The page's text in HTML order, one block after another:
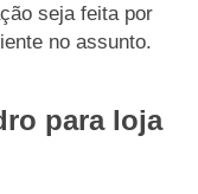
seja feita por
no assunto.
para loja